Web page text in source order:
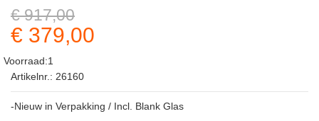
€ 917,00
€ 379,00
Voorraad:1
Artikelnr.: 26160
-Nieuw in Verpakking / Incl. Blank Glas